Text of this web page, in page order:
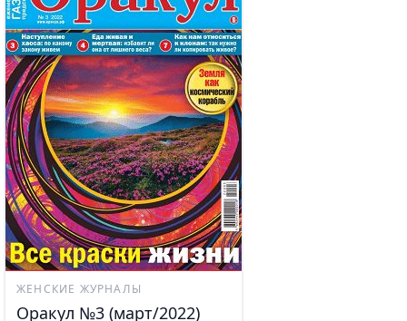
ЖЕНСКИЕ ЖУРНАЛЫ
Оракул №3 (март/2022)